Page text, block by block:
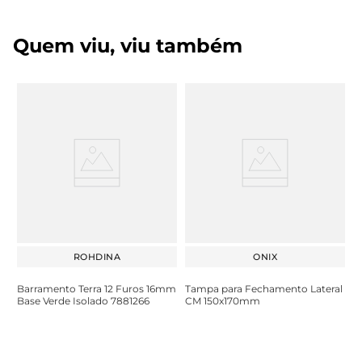
Quem viu, viu também
ROHDINA
Barramento Terra 12 Furos 16mm
Base Verde Isolado 7881266
ONIX
Tampa para Fechamento Lateral
CM 150x170mm